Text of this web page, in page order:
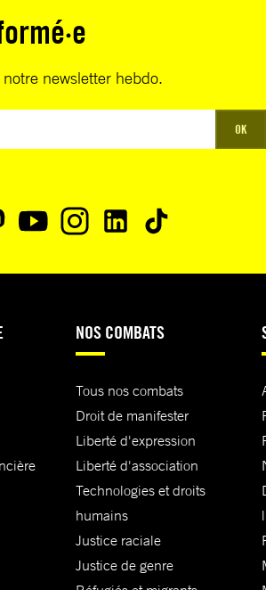
newsletter hebdo.
OK
NOS COMBATS
Tous nos combats
Droit de manifester
Liberté d'expression
Liberté d'association
Technologies et droits
humains
Justice raciale
Justice de genre